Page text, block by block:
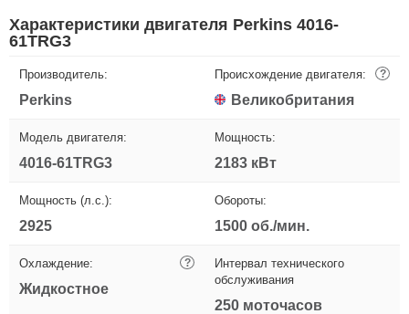
Характеристики двигателя Perkins 4016-
61TRG3
Производитель:
Perkins
Происхождение двигателя: ?
Великобритания
Модель двигателя:
4016-61TRG3
Мощность:
2183 кВт
Мощность (л.с.):
2925
Обороты:
1500 об./мин.
Охлаждение: ?
Жидкостное
Интервал технического
обслуживания
250 моточасов